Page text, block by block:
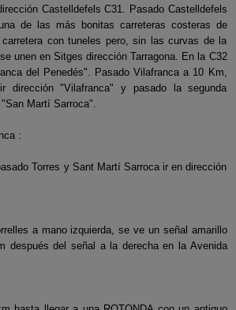
Castelldefels C31. Pasado Castelldefels
de las más bonitas carreteras costeras de
con tuneles pero, sin las curvas de la
unen en Sitges dirección Tarragona. En la C32
del Penedés". Pasado Vilafranca a 10 Km,
dirección "Vilafranca" y pasado la segunda
Martí Sarroca".
:
Torres y Sant Martí Sarroca ir en dirección
a mano izquierda, se ve un señal amarillo
después del señal a la derecha en la Avenida